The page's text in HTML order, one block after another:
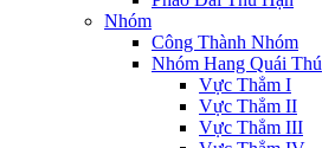
Nhóm
Công Thành Nhóm
Nhóm Hang Quái Thú
Vực Thẳm I
Vực Thẳm II
Vực Thẳm III